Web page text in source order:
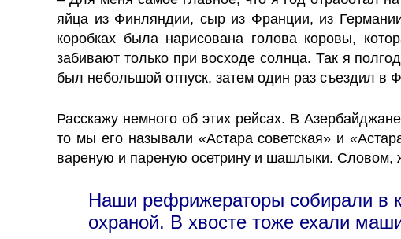
яйца из Финляндии, сыр из Франции, из
коробках была нарисована голова коровы,
забивают только при восходе солнца. Так я
был небольшой отпуск, затем один раз съездил в
Расскажу немного об этих рейсах. В
то мы его называли «Астара советская» и
вареную и пареную осетрину и шашлыки. Словом,
Наши рефрижераторы собирали в
охраной. В хвосте тоже ехали